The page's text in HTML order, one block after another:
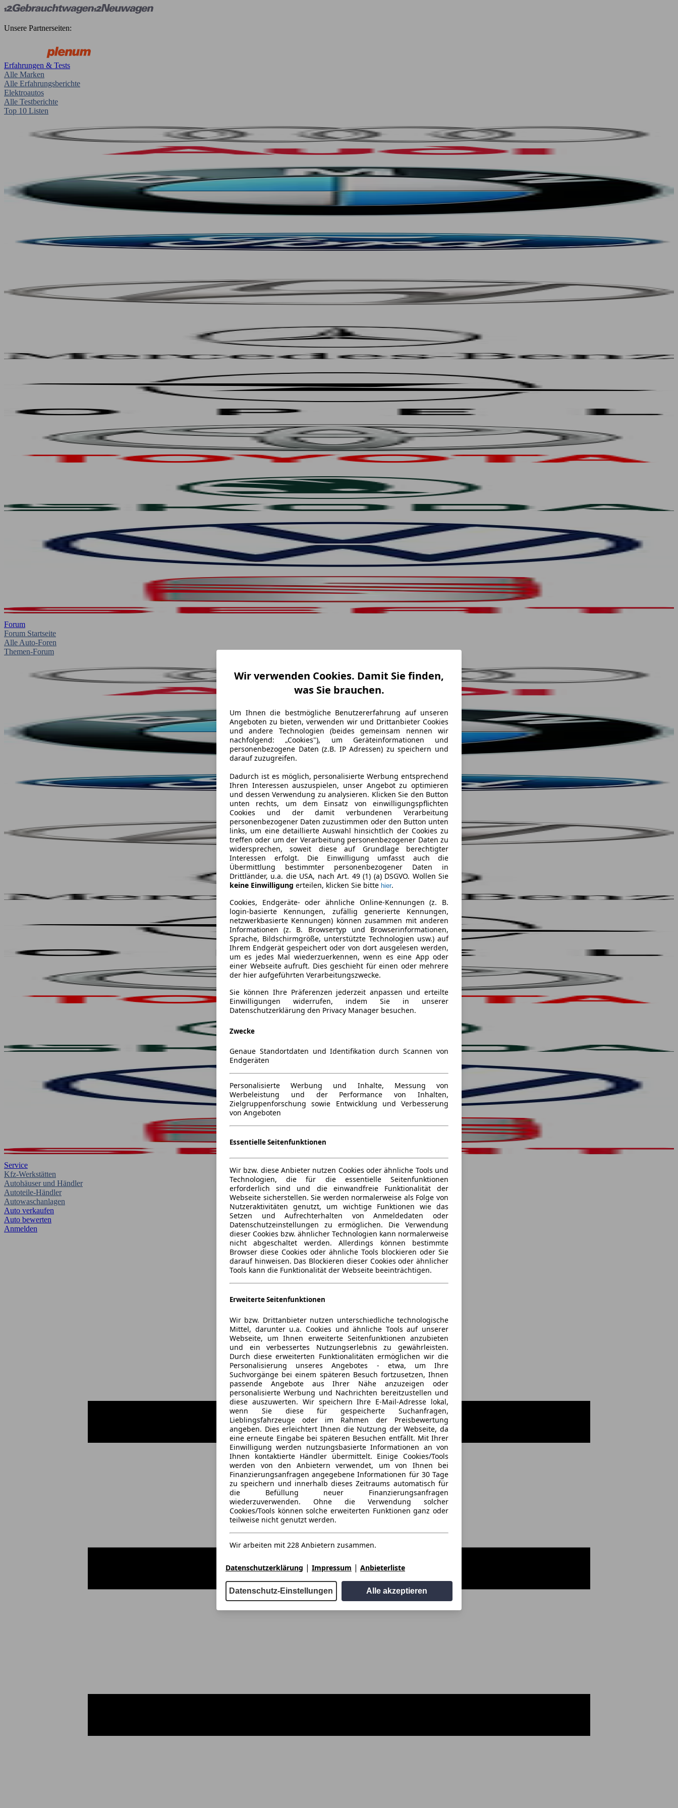
Unsere Partnerseiten:
Erfahrungen & Tests
Alle Marken
Alle Erfahrungsberichte
Elektroautos
Alle Testberichte
Top 10 Listen
Forum
Forum Startseite
Alle Auto-Foren
Themen-Forum
Service
Kfz-Werkstätten
Autohäuser und Händler
Autoteile-Händler
Autowaschanlagen
Auto verkaufen
Auto bewerten
Anmelden
Wir verwenden Cookies. Damit Sie finden,
was Sie brauchen.
Um Ihnen die bestmögliche Benutzererfahrung auf unseren
Angeboten zu bieten, verwenden wir und Drittanbieter Cookies
und andere Technologien (beides gemeinsam nennen wir
nachfolgend: „Cookies"), um Geräteinformationen und
personenbezogene Daten (z.B. IP Adressen) zu speichern und
darauf zuzugreifen.
Dadurch ist es möglich, personalisierte Werbung entsprechend
Ihren Interessen auszuspielen, unser Angebot zu optimieren
und dessen Verwendung zu analysieren. Klicken Sie den Button
unten rechts, um dem Einsatz von einwilligungspflichten
Cookies und der damit verbundenen Verarbeitung
personenbezogener Daten zuzustimmen oder den Button unten
links, um eine detaillierte Auswahl hinsichtlich der Cookies zu
treffen oder um der Verarbeitung personenbezogener Daten zu
widersprechen, soweit diese auf Grundlage berechtigter
Interessen erfolgt. Die Einwilligung umfasst auch die
Übermittlung bestimmter personenbezogener Daten in
Drittländer, u.a. die USA, nach Art. 49 (1) (a) DSGVO. Wollen Sie
keine Einwilligung erteilen, klicken Sie bitte hier.
Cookies, Endgeräte- oder ähnliche Online-Kennungen (z. B.
login-basierte Kennungen, zufällig generierte Kennungen,
netzwerkbasierte Kennungen) können zusammen mit anderen
Informationen (z. B. Browsertyp und Browserinformationen,
Sprache, Bildschirmgröße, unterstützte Technologien usw.) auf
Ihrem Endgerät gespeichert oder von dort ausgelesen werden,
um es jedes Mal wiederzuerkennen, wenn es eine App oder
einer Webseite aufruft. Dies geschieht für einen oder mehrere
der hier aufgeführten Verarbeitungszwecke.
Sie können Ihre Präferenzen jederzeit anpassen und erteilte
Einwilligungen widerrufen, indem Sie in unserer
Datenschutzerklärung den Privacy Manager besuchen.
Zwecke
Genaue Standortdaten und Identifikation durch Scannen von
Endgeräten
Personalisierte Werbung und Inhalte, Messung von
Werbeleistung und der Performance von Inhalten,
Zielgruppenforschung sowie Entwicklung und Verbesserung
von Angeboten
Essentielle Seitenfunktionen
Wir bzw. diese Anbieter nutzen Cookies oder ähnliche Tools und
Technologien, die für die essentielle Seitenfunktionen
erforderlich sind und die einwandfreie Funktionalität der
Webseite sicherstellen. Sie werden normalerweise als Folge von
Nutzeraktivitäten genutzt, um wichtige Funktionen wie das
Setzen und Aufrechterhalten von Anmeldedaten oder
Datenschutzeinstellungen zu ermöglichen. Die Verwendung
dieser Cookies bzw. ähnlicher Technologien kann normalerweise
nicht abgeschaltet werden. Allerdings können bestimmte
Browser diese Cookies oder ähnliche Tools blockieren oder Sie
darauf hinweisen. Das Blockieren dieser Cookies oder ähnlicher
Tools kann die Funktionalität der Webseite beeinträchtigen.
Erweiterte Seitenfunktionen
Wir bzw. Drittanbieter nutzen unterschiedliche technologische
Mittel, darunter u.a. Cookies und ähnliche Tools auf unserer
Webseite, um Ihnen erweiterte Seitenfunktionen anzubieten
und ein verbessertes Nutzungserlebnis zu gewährleisten.
Durch diese erweiterten Funktionalitäten ermöglichen wir die
Personalisierung unseres Angebotes - etwa, um Ihre
Suchvorgänge bei einem späteren Besuch fortzusetzen, Ihnen
passende Angebote aus Ihrer Nähe anzuzeigen oder
personalisierte Werbung und Nachrichten bereitzustellen und
diese auszuwerten. Wir speichern Ihre E-Mail-Adresse lokal,
wenn Sie diese für gespeicherte Suchanfragen,
Lieblingsfahrzeuge oder im Rahmen der Preisbewertung
angeben. Dies erleichtert Ihnen die Nutzung der Webseite, da
eine erneute Eingabe bei späteren Besuchen entfällt. Mit Ihrer
Einwilligung werden nutzungsbasierte Informationen an von
Ihnen kontaktierte Händler übermittelt. Einige Cookies/Tools
werden von den Anbietern verwendet, um von Ihnen bei
Finanzierungsanfragen angegebene Informationen für 30 Tage
zu speichern und innerhalb dieses Zeitraums automatisch für
die Befüllung neuer Finanzierungsanfragen
wiederzuverwenden. Ohne die Verwendung solcher
Cookies/Tools können solche erweiterten Funktionen ganz oder
teilweise nicht genutzt werden.
Wir arbeiten mit 228 Anbietern zusammen.
Datenschutzerklärung | Impressum | Anbieterliste
Datenschutz-Einstellungen Alle akzeptieren